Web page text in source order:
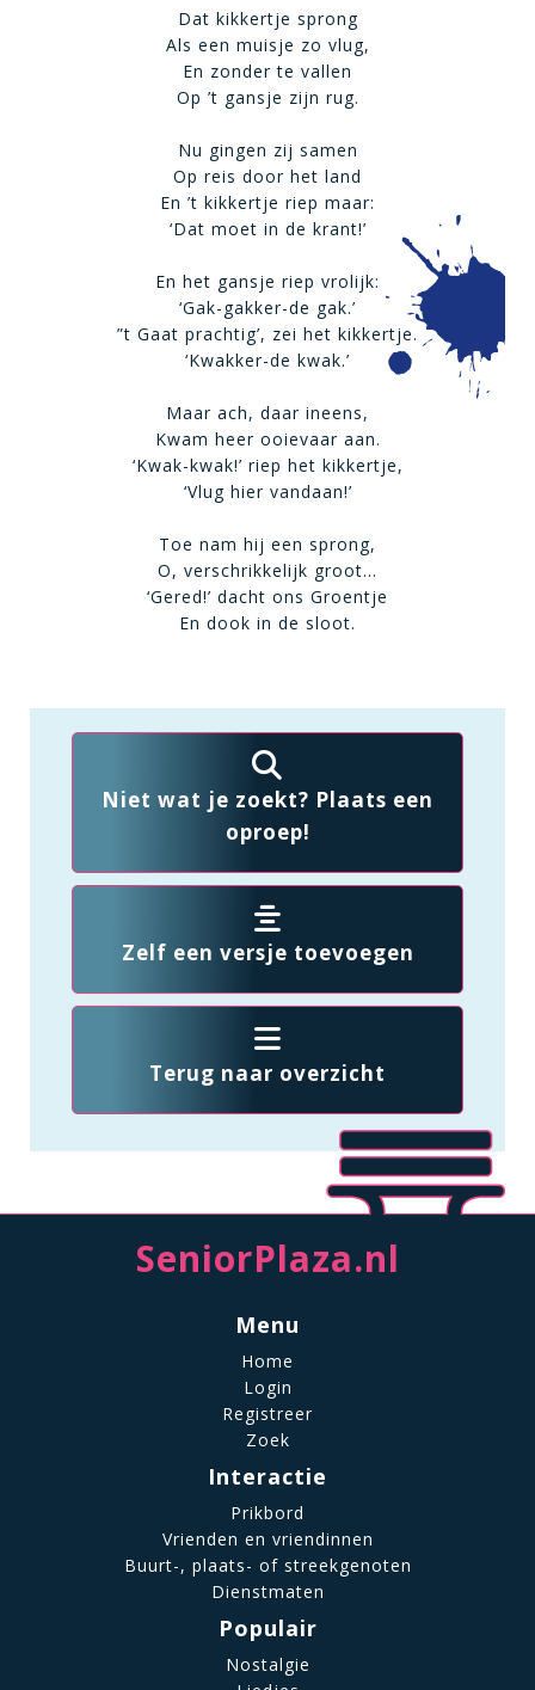
Dat kikkertje sprong
Als een muisje zo vlug,
En zonder te vallen
Op ’t gansje zijn rug.
Nu gingen zij samen
Op reis door het land
En ’t kikkertje riep maar:
‘Dat moet in de krant!’
En het gansje riep vrolijk:
‘Gak-gakker-de gak.’
”t Gaat prachtig’, zei het kikkertje.
‘Kwakker-de kwak.’
Maar ach, daar ineens,
Kwam heer ooievaar aan.
‘Kwak-kwak!’ riep het kikkertje,
‘Vlug hier vandaan!’
Toe nam hij een sprong,
O, verschrikkelijk groot…
‘Gered!’ dacht ons Groentje
En dook in de sloot.
Niet wat je zoekt? Plaats een
oproep!
Zelf een versje toevoegen
Terug naar overzicht
SeniorPlaza.nl
Menu
Home
Login
Registreer
Zoek
Interactie
Prikbord
Vrienden en vriendinnen
Buurt-, plaats- of streekgenoten
Dienstmaten
Populair
Nostalgie